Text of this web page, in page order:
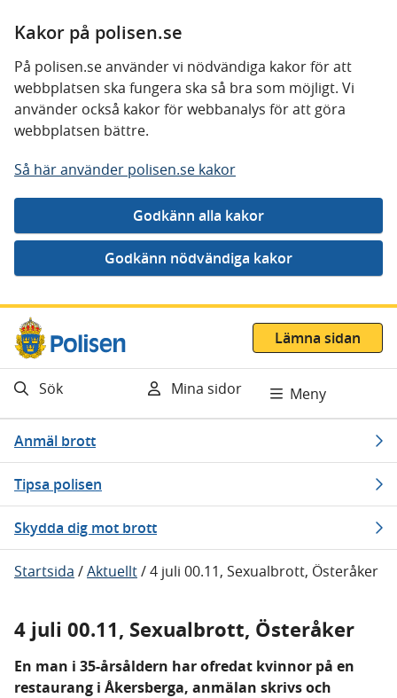
Kakor på polisen.se
På polisen.se använder vi nödvändiga kakor för att
webbplatsen ska fungera ska så bra som möjligt. Vi
använder också kakor för webbanalys för att göra
webbplatsen bättre.
Så här använder polisen.se kakor
Gå direkt till innehåll
Lämna sidan
Sök Mina sidor Meny
Anmäl brott
Tipsa polisen
Skydda dig mot brott
Startsida /Aktuellt/4 juli 00.11, Sexualbrott, Österåker
4 juli 00.11, Sexualbrott, Österåker
En man i 35-årsåldern har ofredat kvinnor på en
restaurang i Åkersberga, anmälan skrivs och